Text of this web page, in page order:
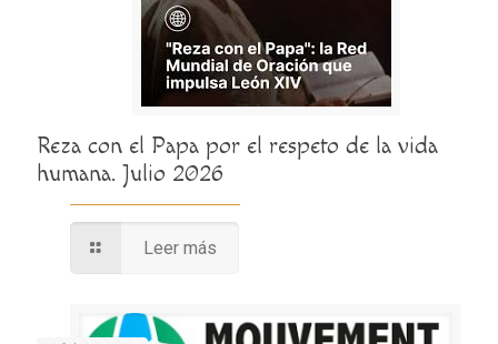
Reza con el Papa por el respeto de la vida
humana. Julio 2026
Leer más